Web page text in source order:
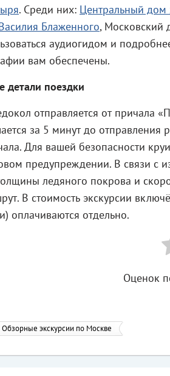
. Среди них: Центральный дом
Блаженного, Московский
аудиогидом и
вам обеспечены.
детали поездки
отправляется от причала
за 5 минут до отправления
Для вашей безопасности
предупреждении. В связи с
ледяного покрова и
В стоимость экскурсии
оплачиваются отдельно.
Оценок
Обзорные экскурсии по Москве